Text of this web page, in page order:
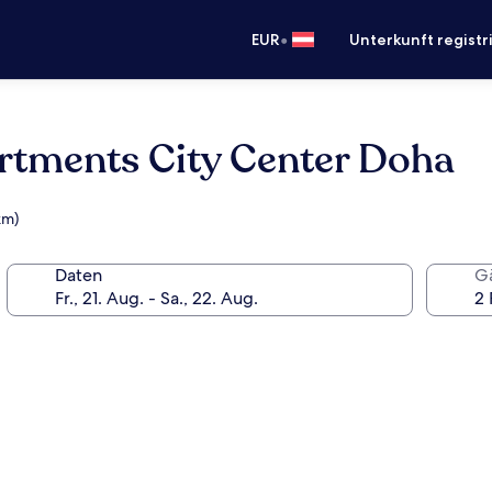
EUR• Unterkunft
City Center Doha
Daten